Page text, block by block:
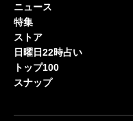
ニュース
特集
ストア
日曜日22時占い
トップ100
スナップ